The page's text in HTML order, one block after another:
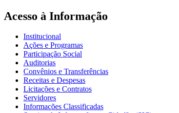
Acesso à Informação
Institucional
Ações e Programas
Participação Social
Auditorias
Convênios e Transferências
Receitas e Despesas
Licitações e Contratos
Servidores
Informações Classificadas